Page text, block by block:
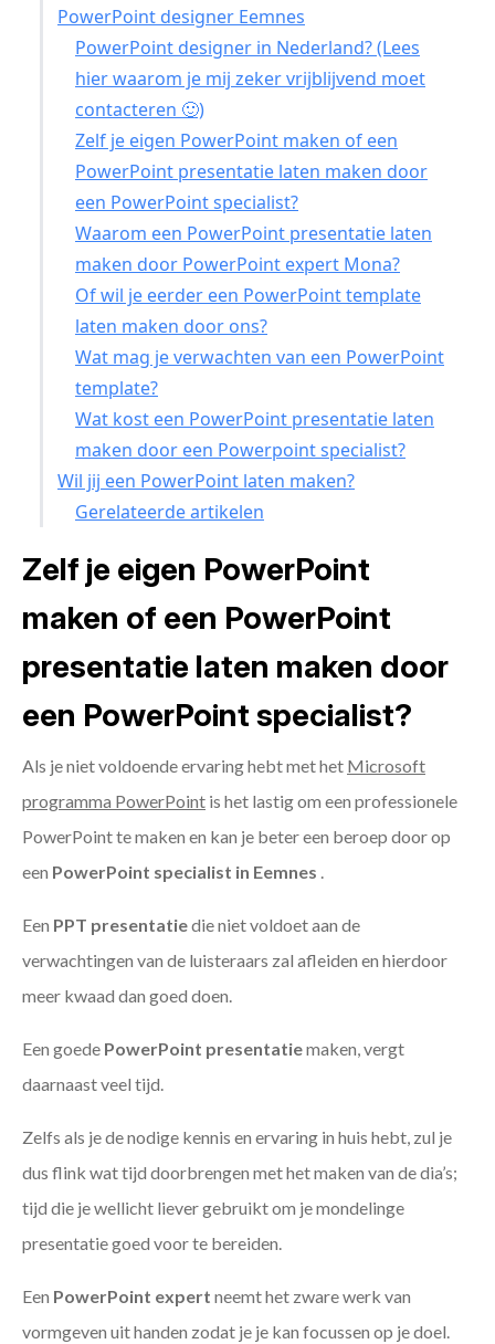
PowerPoint designer Eemnes
PowerPoint designer in Nederland? (Lees
hier waarom je mij zeker vrijblijvend moet
contacteren 🙂)
Zelf je eigen PowerPoint maken of een
PowerPoint presentatie laten maken door
een PowerPoint specialist?
Waarom een PowerPoint presentatie laten
maken door PowerPoint expert Mona?
Of wil je eerder een PowerPoint template
laten maken door ons?
Wat mag je verwachten van een PowerPoint
template?
Wat kost een PowerPoint presentatie laten
maken door een Powerpoint specialist?
Wil jij een PowerPoint laten maken?
Gerelateerde artikelen
Zelf je eigen PowerPoint
maken of een PowerPoint
presentatie laten maken door
een PowerPoint specialist?
Als je niet voldoende ervaring hebt met het Microsoft
programma PowerPoint is het lastig om een professionele
PowerPoint te maken en kan je beter een beroep door op
een PowerPoint specialist in Eemnes .
Een PPT presentatiedie niet voldoet aan de
verwachtingen van de luisteraars zal afleiden en hierdoor
meer kwaad dan goed doen.
Een goede PowerPoint presentatiemaken, vergt
daarnaast veel tijd.
Zelfs als je de nodige kennis en ervaring in huis hebt, zul je
dus flink wat tijd doorbrengen met het maken van de dia’s;
tijd die je wellicht liever gebruikt om je mondelinge
presentatie goed voor te bereiden.
Een PowerPoint expert neemt het zware werk van
vormgeven uit handen zodat je je kan focussen op je doel.